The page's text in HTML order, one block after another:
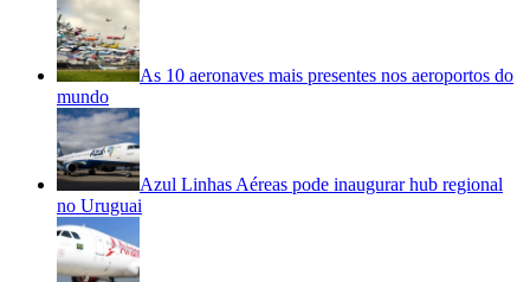
As 10 aeronaves mais presentes nos aeroportos do
mundo
Azul Linhas Aéreas pode inaugurar hub regional
no Uruguai